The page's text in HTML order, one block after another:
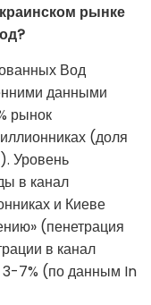
рынке
Вод
данными
рынок
(доля
Уровень
в канал
и Киеве
(пенетрация
в канал
3-7% (по данным In